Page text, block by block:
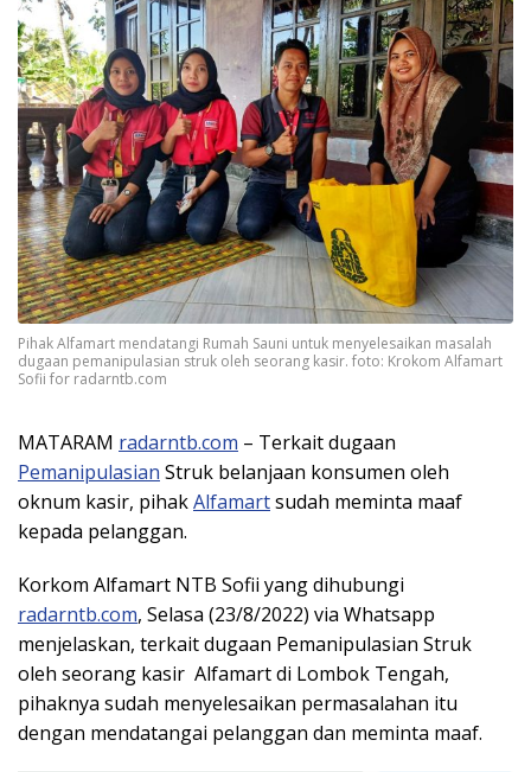
Pihak Alfamart mendatangi Rumah Sauni untuk menyelesaikan masalah
dugaan pemanipulasian struk oleh seorang kasir. foto: Krokom Alfamart
Sofii for radarntb.com
MATARAM radarntb.com – Terkait dugaan
Pemanipulasian Struk belanjaan konsumen oleh
oknum kasir, pihakAlfamartsudah meminta maaf
kepada pelanggan.
Korkom Alfamart NTB Sofii yang dihubungi
radarntb.com, Selasa (23/8/2022) via Whatsapp
menjelaskan, terkait dugaan Pemanipulasian Struk
oleh seorang kasir Alfamart di Lombok Tengah,
pihaknya sudah menyelesaikan permasalahan itu
dengan mendatangai pelanggan dan meminta maaf.